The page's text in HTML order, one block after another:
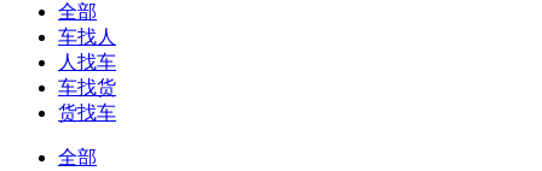
全部
车找人
人找车
车找货
货找车
全部